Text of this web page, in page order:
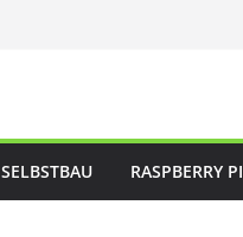
SELBSTBAU RASPBERRY PI